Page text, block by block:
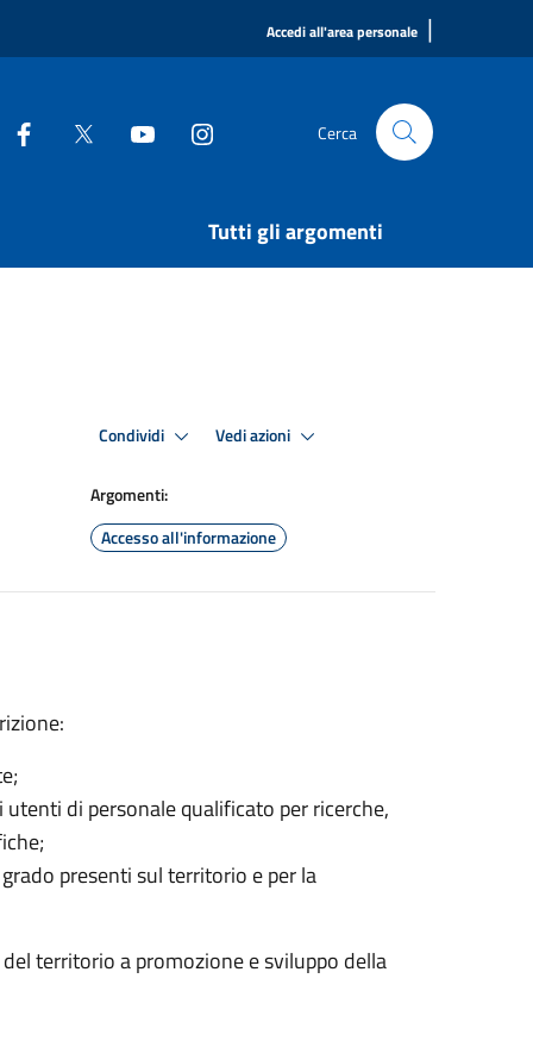
Accedi all'area personale |
Cerca
Tutti gli argomenti
Condividi Vedi azioni
Argomenti:
Accesso all'informazione
di personale qualificato per ricerche,
presenti sul territorio e per la
territorio a promozione e sviluppo della